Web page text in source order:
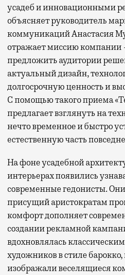
усадеб и инновационными
объясняет руководитель
коммуникаций Анастасия
отражает миссию компании
предложить аудитории
актуальный дизайн,
долгосрочную ценность и
С помощью такого приема
предлагает взглянуть на
нечто временное и быстро
естественную часть
На фоне усадебной
интерьерах появились
современные гедонисты.
присущий аристократам
комфорт дополняет
создании рекламной
вдохновлялась
художников в стиле барокко,
изображали веселящиеся